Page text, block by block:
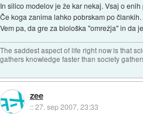
In silico modelov je že kar nekaj. Vsaj o
Če koga zanima lahko pobrskam po člankih.
Vem pa, da gre za biološka "omrežja" in da
The saddest aspect of life right now is that
gathers knowledge faster than society
zee
::27. sep 2007, 23:33